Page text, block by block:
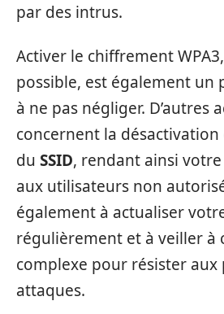
par des intrus.
Activer le chiffrement
possible, est également un
à ne pas négliger. D’autres
concernent la
du SSID, rendant ainsi
aux utilisateurs non
également à actualiser
régulièrement et à veiller à
complexe pour résister
attaques.